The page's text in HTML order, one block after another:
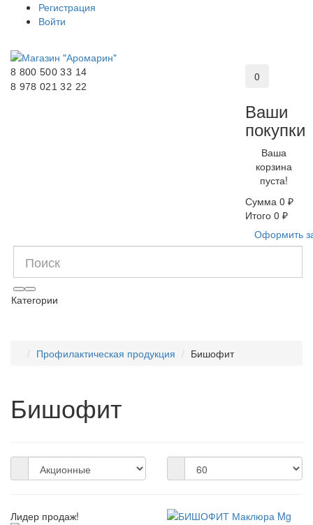
Регистрация
Войти
8 800 500 33 14
8 978 021 32 22
0
Ваши
покупки
Ваша
корзина
пуста!
Сумма 0 ₽
Итого 0 ₽
Оформить
Категории
Профилактическая продукция Бишофит
Бишофит
Лидер продаж!